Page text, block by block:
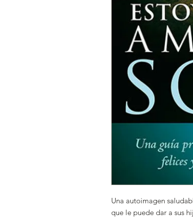
Una autoimagen
que le puede dar a sus